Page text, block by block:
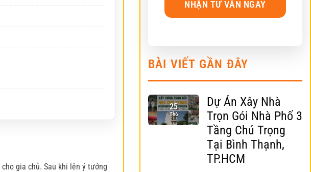
cho gia chủ. Sau khi lên ý tưởng
BÀI VIẾT GẦN ĐÂY
25
Th6
Dự Án Xây Nhà
Trọn Gói Nhà Phố 3
Tầng Chú Trọng
Tại Bình Thạnh,
TP.HCM